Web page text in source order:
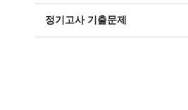
정기고사 기출문제